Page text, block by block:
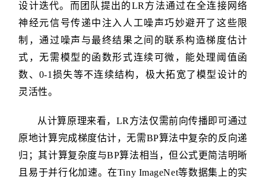
设计迭代。而团队提出的LR方法通过在全连接网络
神经元信号传递中注入人工噪声巧妙避开了这些限
制，通过噪声与最终结果之间的联系构造梯度估计
式，无需模型的函数形式连续可微，能处理阈值函
数、0-1损失等不连续结构，极大拓宽了模型设计的
灵活性。
从计算原理来看，LR方法仅需前向传播即可通过
原地计算完成梯度估计，无需BP算法中复杂的反向递
归；其计算复杂度与BP算法相当，但公式更简洁明晰
且易于并行化加速。在Tiny ImageNet等数据集上的实